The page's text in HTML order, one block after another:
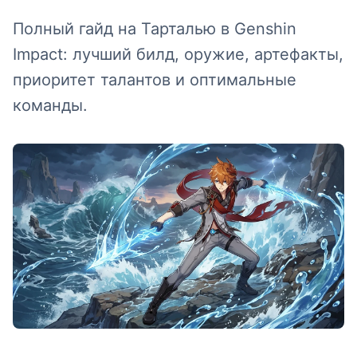
Полный гайд на Тарталью в Genshin
Impact: лучший билд, оружие, артефакты,
приоритет талантов и оптимальные
команды.